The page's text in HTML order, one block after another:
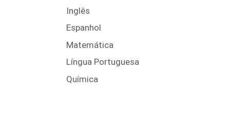
Inglês
Espanhol
Matemática
Língua Portuguesa
Química